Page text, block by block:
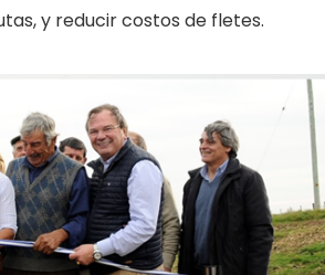
y reducir costos de fletes.